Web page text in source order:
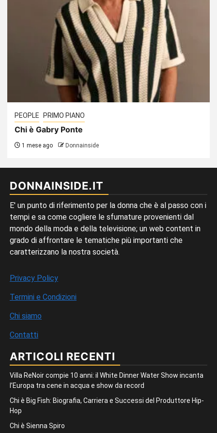
PEOPLE PRIMO PIANO
Chi è Gabry Ponte
1 mese ago Donnainside
DONNAINSIDE.IT
E' un punto di riferimento per la donna che è al passo con i
tempi e sa come cogliere le sfumature provenienti dal
mondo della moda e della televisione; un web content in
grado di affrontare le tematiche più importanti che
caratterizzano la nostra società.
Privacy Policy
Termini e Condizioni
Chi siamo
Contatti
ARTICOLI RECENTI
Villa ReNoir compie 10 anni: il White Dinner Water Show incanta
l’Europa tra cene in acqua e show da record
Chi è Big Fish: Biografia, Carriera e Successi del Produttore Hip-
Hop
Chi è Sienna Spiro